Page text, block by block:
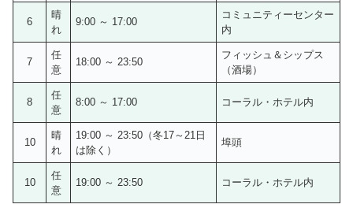
6
晴
れ
9:00 ～ 17:00
コミュニティーセンター
内
7
任
意
18:00 ～ 23:50
フィッシュ＆シップス
（酒場）
8
任
意
8:00 ～ 17:00 コーラル・ホテル内
10
晴
れ
19:00 ～ 23:50（冬17～21日
は除く）
埠頭
10
任
意
19:00 ～ 23:50 コーラル・ホテル内